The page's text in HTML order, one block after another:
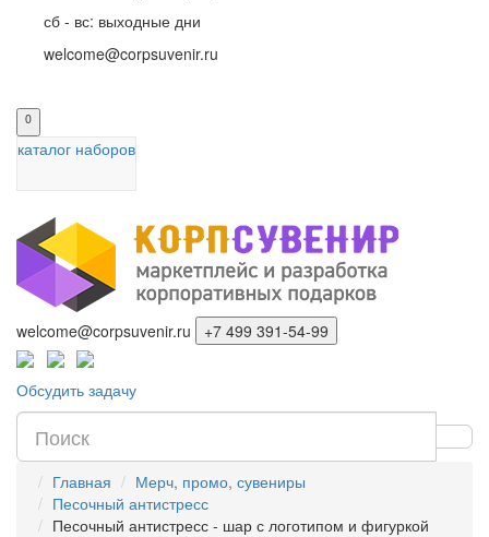
сб - вс: выходные дни
welcome@corpsuvenir.ru
0
каталог наборов
welcome@corpsuvenir.ru +7 499 391-54-99
Обсудить задачу
Главная
Мерч, промо, сувениры
Песочный антистресс
Песочный антистресс - шар с логотипом и фигуркой